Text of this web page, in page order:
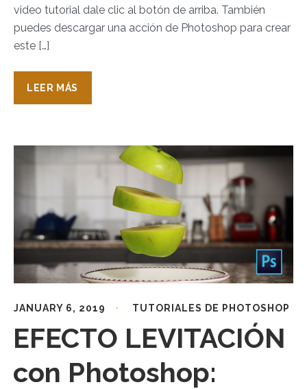
video tutorial dale clic al botón de arriba. También
puedes descargar una acción de Photoshop para crear
este […]
LEER MÁS
JANUARY 6, 2019 TUTORIALES DE PHOTOSHOP
EFECTO LEVITACIÓN
con Photoshop: